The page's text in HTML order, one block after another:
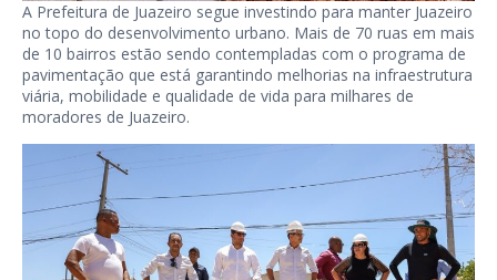
A Prefeitura de Juazeiro segue investindo para manter Juazeiro
no topo do desenvolvimento urbano. Mais de 70 ruas em mais
de 10 bairros estão sendo contempladas com o programa de
pavimentação que está garantindo melhorias na infraestrutura
viária, mobilidade e qualidade de vida para milhares de
moradores de Juazeiro.